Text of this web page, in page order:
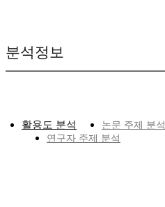
분석정보
활용도 분석
논문 주제 분석
연구자 주제 분석